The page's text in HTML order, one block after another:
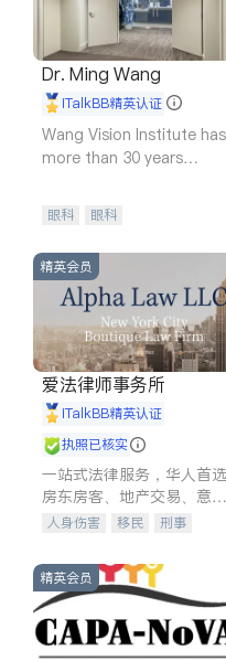
Dr. Ming Wang
iTalkBB精英认证
Wang Vision Institute has
more than 30 years
眼科 眼科
精英会员
爱法律师事务所
iTalkBB精英认证
执照已核实
一站式法律服务，华人首
房东房客、地产交易、意外
伤害、车祸重伤、商业诉
建筑合同、刑事案件全包办
人身伤害 移民
刑事
信托/遗嘱
商业
索赔
律师-其它 保释
精英会员